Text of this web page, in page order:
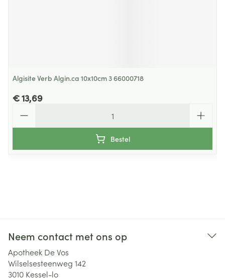
Algisite Verb Algin.ca 10x10cm 3 66000718
€ 13,69
Bestel
Neem contact met ons op
Apotheek De Vos
Wilselsesteenweg 142
3010 Kessel-lo